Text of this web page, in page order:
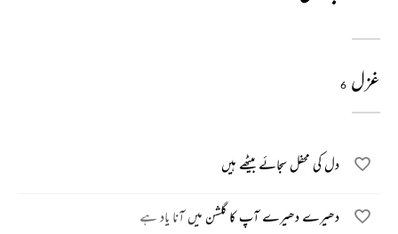
غزل 6
دل کی محفل سجائے بیٹھے ہیں
دھیرے دھیرے آپ کا گلشن میں آنا یاد ہے